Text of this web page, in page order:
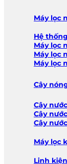
Máy lọc
Hệ
Máy lọc
Máy lọc
Máy lọc
Cây
Cây
Cây
Cây
Máy lọc
Linh kiện